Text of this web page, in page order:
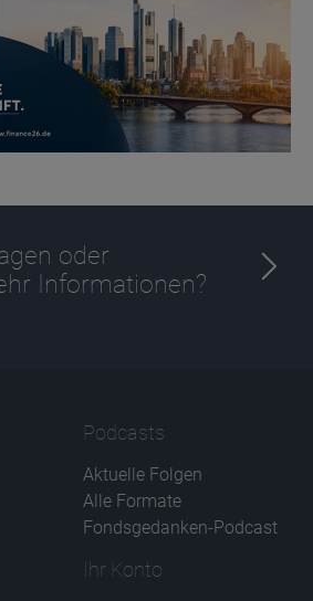
oder
Informationen?
Podcasts
Aktuelle Folgen
Alle Formate
Fondsgedanken-Podcast
Ihr Konto